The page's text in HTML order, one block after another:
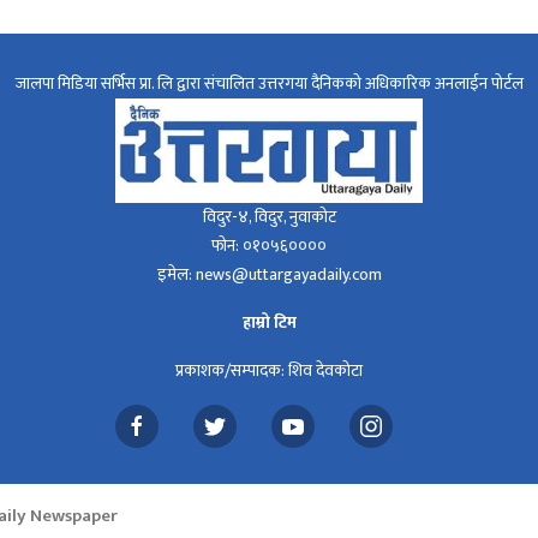
जालपा मिडिया सर्भिस प्रा. लि द्वारा संचालित उत्तरगया दैनिकको अधिकारिक अनलाईन पोर्टल
विदुर-४, विदुर, नुवाकोट
फोन: ०१०५६००००
इमेल: news@uttargayadaily.com
हाम्रो टिम
प्रकाशक/सम्पादक: शिव देवकोटा
Newspaper